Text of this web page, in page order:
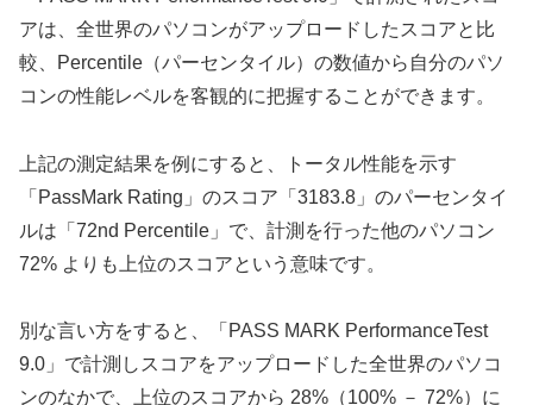
アは、全世界のパソコンがアップロードしたスコアと比
較、Percentile（パーセンタイル）の数値から自分のパソ
コンの性能レベルを客観的に把握することができます。
上記の測定結果を例にすると、トータル性能を示す
「PassMark Rating」のスコア「3183.8」のパーセンタイ
ルは「72nd Percentile」で、計測を行った他のパソコン
72% よりも上位のスコアという意味です。
別な言い方をすると、「PASS MARK PerformanceTest
9.0」で計測しスコアをアップロードした全世界のパソコ
ンのなかで、上位のスコアから 28%（100% － 72%）に